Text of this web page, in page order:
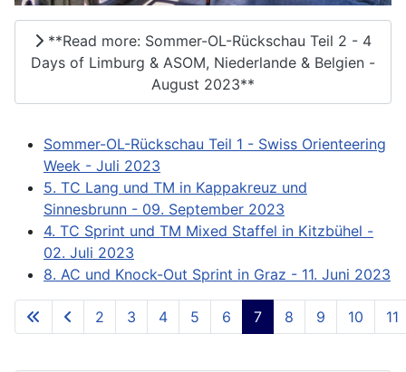
**Read more: Sommer-OL-Rückschau Teil 2 - 4
Days of Limburg & ASOM, Niederlande & Belgien -
August 2023**
Sommer-OL-Rückschau Teil 1 - Swiss Orienteering
Week - Juli 2023
5. TC Lang und TM in Kappakreuz und
Sinnesbrunn - 09. September 2023
4. TC Sprint und TM Mixed Staffel in Kitzbühel -
02. Juli 2023
8. AC und Knock-Out Sprint in Graz - 11. Juni 2023
**Page 7 of 73**
2 3 4 5 6 7 8 9 10 11